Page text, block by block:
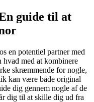
guide til at
en potentiel partner med
hvad med at kombinere
skræmmende for nogle,
kan være både original
dig gennem nogle af de
dig til at skille dig ud fra